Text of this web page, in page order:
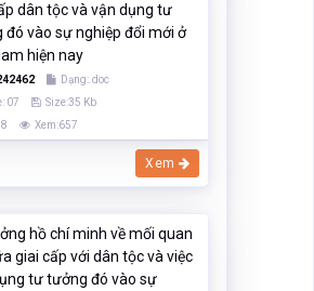
dân tộc và vận dụng tư
đó vào sự nghiệp đổi mới ở
hiện nay
Dạng:.doc
07
Size:35 Kb
Xem:657
Xem
hồ chí minh về mối quan
giai cấp với dân tộc và việc
tư tưởng đó vào sự